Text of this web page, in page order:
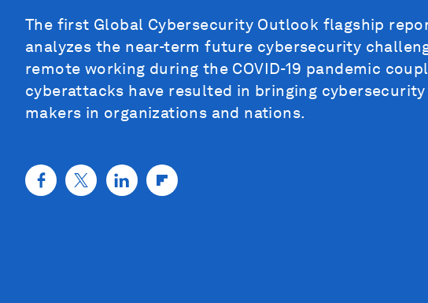
The first Global Cybersecurity Outlook flagship
analyzes the near-term future cybersecurity
remote working during the COVID-19 pandemic
cyberattacks have resulted in bringing
makers in organizations and nations.